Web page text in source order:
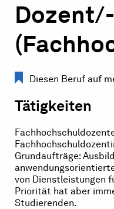
Diesen Beruf auf
Tätigkeiten
Grundaufträge:
von Dienstleistungen
Priorität hat aber
Studierenden.